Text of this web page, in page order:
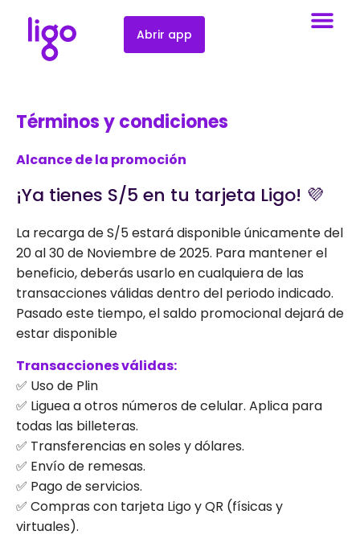
Abrir app
Términos y condiciones
Alcance de la promoción
¡Ya tienes S/5 en tu tarjeta Ligo! 💜
La recarga de S/5 estará disponible únicamente del
20 al 30 de Noviembre de 2025. Para mantener el
beneficio, deberás usarlo en cualquiera de las
transacciones válidas dentro del periodo indicado.
Pasado este tiempo, el saldo promocional dejará de
estar disponible
Transacciones válidas:
✅ Uso de Plin
✅ Liguea a otros números de celular. Aplica para
todas las billeteras.
✅ Transferencias en soles y dólares.
✅ Envío de remesas.
✅ Pago de servicios.
✅ Compras con tarjeta Ligo y QR (físicas y
virtuales).